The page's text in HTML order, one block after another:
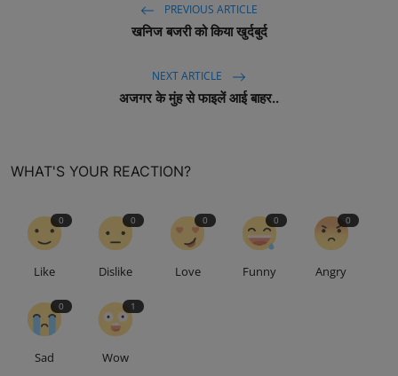
PREVIOUS ARTICLE
खनिज बजरी को किया खुर्दबुर्द
NEXT ARTICLE
अजगर के मुंह से फाइलें आई बाहर..
WHAT'S YOUR REACTION?
0
Like
0
Dislike
0
Love
0
Funny
0
Angry
0
Sad
1
Wow